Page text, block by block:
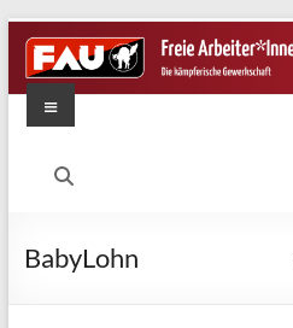
Skip
content
FAU
kämpferische
Menu
BabyLohn